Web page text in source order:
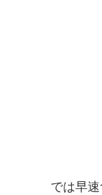
では早速